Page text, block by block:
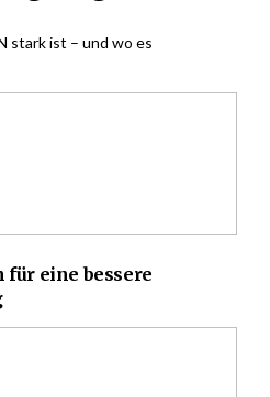
stark ist – und wo es
für eine bessere